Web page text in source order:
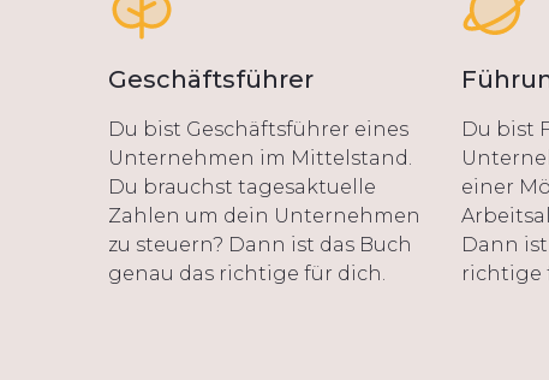
Geschäftsführer
Du bist Geschäftsführer eines
Unternehmen im Mittelstand.
Du brauchst tagesaktuelle
Zahlen um dein Unternehmen
zu steuern? Dann ist das Buch
genau das richtige für dich.
Du bist
einer
Dann
richtige